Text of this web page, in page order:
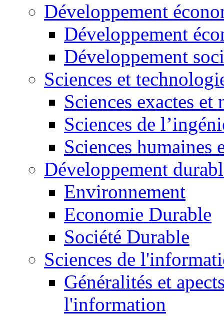
Développement
Développement
Développement
Sciences et
Sciences exactes et
Sciences de
Sciences humaines
Développement
Environnement
Economie Durable
Société Durable
Sciences de
Généralités et
l'information